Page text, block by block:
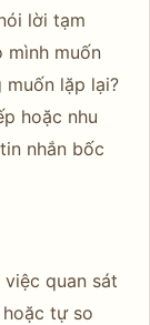
lời tạm
mình muốn
lặp lại?
hoặc nhu
nhắn bốc
quan sát
tự so